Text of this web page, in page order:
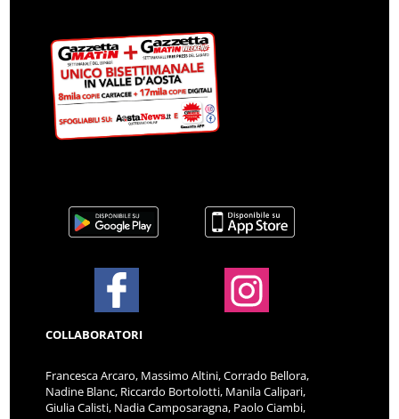
COLLABORATORI
Francesca Arcaro, Massimo Altini, Corrado Bellora,
Nadine Blanc, Riccardo Bortolotti, Manila Calipari,
Giulia Calisti, Nadia Camposaragna, Paolo Ciambi,